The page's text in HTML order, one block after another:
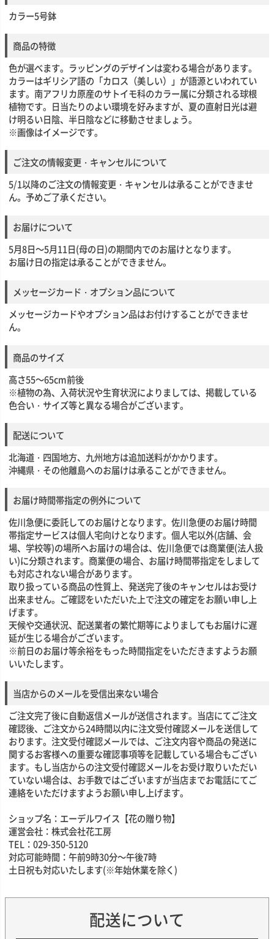
カラー5号鉢
商品の特徴
色が選べます。ラッピングのデザインは変わる場合があります。
カラーはギリシア語の「カロス（美しい）」が語源といわれてい
ます。南アフリカ原産のサトイモ科のカラー属に分類される球根
植物です。日当たりのよい環境を好みますが、夏の直射日光は避
け明るい日陰、半日陰などに移動させましょう。
※画像はイメージです。
ご注文の情報変更・キャンセルについて
5/1以降のご注文の情報変更・キャンセルは承ることができませ
ん。予めご了承ください。
お届けについて
5月8日～5月11日(母の日)の期間内でのお届けとなります。
お届け日の指定は承ることができません。
メッセージカード・オプション品について
メッセージカードやオプション品はお付けすることができませ
ん。
商品のサイズ
高さ55～65cm前後
※植物の為、入荷状況や生育状況によりましては、掲載している
色合い・サイズ等と異なる場合がございます。
配送について
北海道・四国地方、九州地方は追加送料がかかります。
沖縄県・その他離島へのお届けは承ることができません。
お届け時間帯指定の例外について
佐川急便に委託してのお届けとなります。佐川急便のお届け時間
帯指定サービスは個人宅向けとなります。個人宅以外(店舗、会
場、学校等)の場所へお届けの場合は、佐川急便では商業便(法人扱
い)に分類されます。商業便の場合、お届け時間帯指定をしまして
も対応されない場合があります。
取り扱っている商品の性質上、発送完了後のキャンセルはお受け
出来ません。ご確認をいただいた上で注文の確定をお願い申し上
げます。
天候や交通状況、配送業者の繁忙期等によりましてもお届けに遅
延が生じる場合がございます。
※前日のお届け等余裕をもった時間指定をいただきますようお願
いいたします。
当店からのメールを受信出来ない場合
ご注文完了後に自動返信メールが送信されます。当店にてご注文
確認後、ご注文から24時間以内に注文受付確認メールを送信して
おります。注文受付確認メールでは、ご注文内容や商品の発送に
関するお客様への重要な確認事項等を記載している場合もござい
ます。もし当店からの注文受付確認メールをお受け取りいただい
ていない場合は、お手数ではございますが当店までお電話にてご
連絡をいただけますようお願い申し上げます。
ショップ名：エーデルワイス【花の贈り物】
運営会社：株式会社花工房
TEL：029-350-5120
対応可能時間：午前9時30分～午後7時
土日祝も対応いたします(※年始休業を除く)
配送について